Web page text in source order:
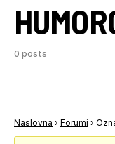
0 posts
Naslovna › Forumi ›